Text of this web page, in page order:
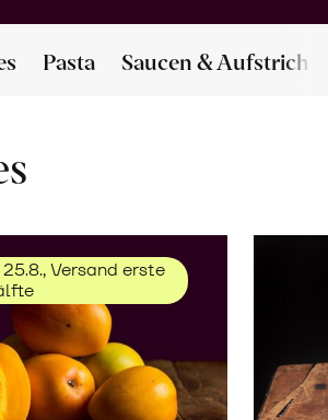
Pasta Saucen & Aufstriche
Versand erste